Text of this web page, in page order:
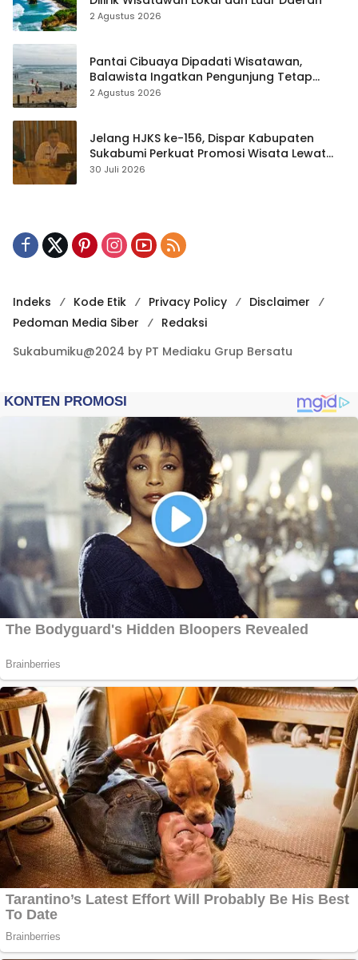
2 Agustus 2026
Pantai Cibuaya Dipadati Wisatawan,
Balawista Ingatkan Pengunjung Tetap
Waspada
2 Agustus 2026
Jelang HJKS ke-156, Dispar Kabupaten
Sukabumi Perkuat Promosi Wisata Lewat
Publikasi Digital
30 Juli 2026
Indeks Kode Etik Privacy Policy
Disclaimer
Pedoman Media Siber
Redaksi
Sukabumiku@2024 by PT Mediaku Grup Bersatu